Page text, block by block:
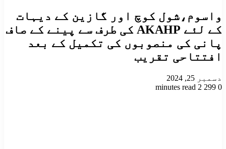
واسوم،شول کوچ اور گازین کے دیہات
کے لئے AKAHP کی طرف سے پینے کے صاف
پانی کی منصوبوں کی تکمیل کے بعد
افتتاحی تقریب
دسمبر 25, 2024
0
2 minutes read